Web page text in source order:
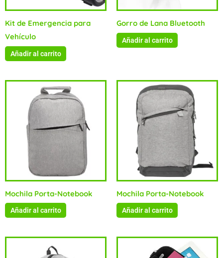
Kit de Emergencia para
Vehículo
Añadir al carrito
Gorro de Lana Bluetooth
Añadir al carrito
Mochila Porta-Notebook
Añadir al carrito
Mochila Porta-Notebook
Añadir al carrito